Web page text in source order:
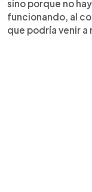
sino porque no
funcionando, al
que podría venir